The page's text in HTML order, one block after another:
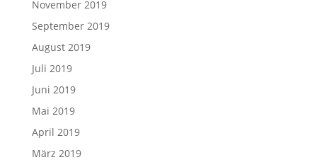
November 2019
September 2019
August 2019
Juli 2019
Juni 2019
Mai 2019
April 2019
März 2019